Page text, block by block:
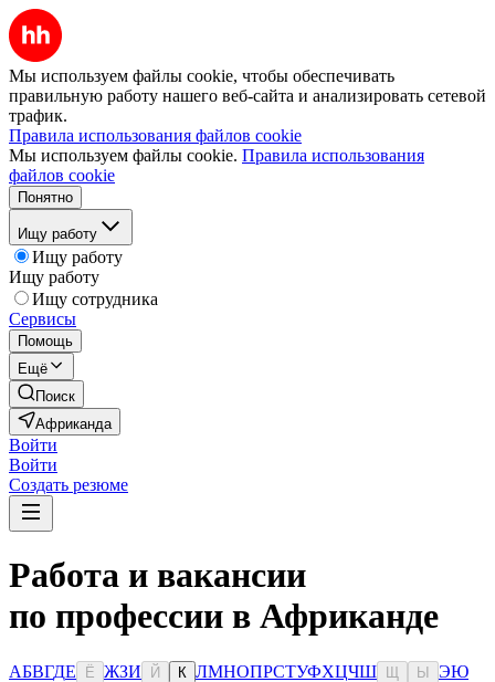
Мы используем файлы cookie, чтобы обеспечивать
правильную работу нашего веб-сайта и анализировать сетевой
трафик.
Правила использования файлов cookie
Мы используем файлы cookie. Правила использования
файлов cookie
Понятно
Ищу работу
Ищу работу
Ищу работу
Ищу сотрудника
Сервисы
Помощь
Ещё
Поиск
Африканда
Войти
Войти
Создать резюме
Работа и вакансии
по профессии в Африканде
АБВГДЕ Ё ЖЗИ Й К ЛМНОПРСТУФХЦЧШ Ы ЭЮ